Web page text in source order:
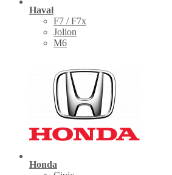
Haval
F7 / F7x
Jolion
M6
Honda